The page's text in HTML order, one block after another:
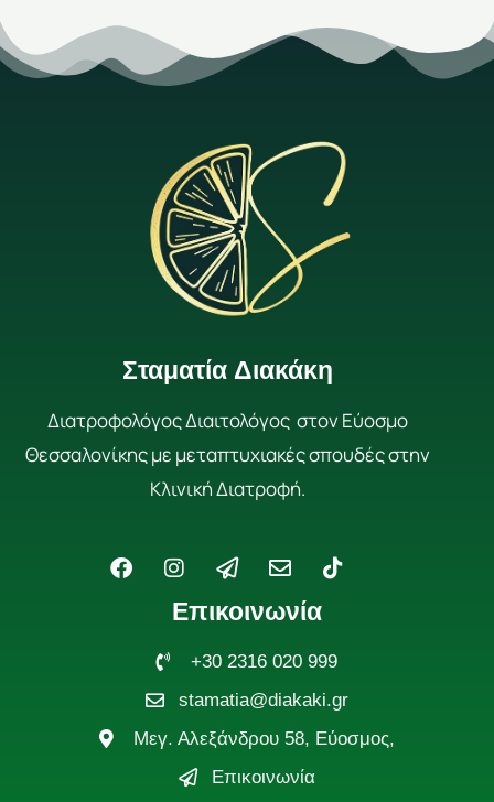
Σταματία Διακάκη
Διατροφολόγος Διαιτολόγος στον Εύοσμο
Θεσσαλονίκης με μεταπτυχιακές σπουδές στην
Κλινική Διατροφή.
F
a
I
n
s
t
a
m
P
a
p
e
-
p
l
a
n
e
E
n
v
e
o
p
e
T
i
k
Επικοινωνία
+30 2316 020 999
stamatia@diakaki.gr
Μεγ. Αλεξάνδρου 58, Εύοσμος,
Επικοινωνία